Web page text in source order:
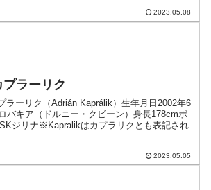
2023.05.08
ラーリク
ラーリク（Adrián Kaprálik）生年月日2002年6
バキア（ドルニー・クビーン）身長178cmポ
ジリナ※Kapralikはカプラリクとも表記され
2023.05.05